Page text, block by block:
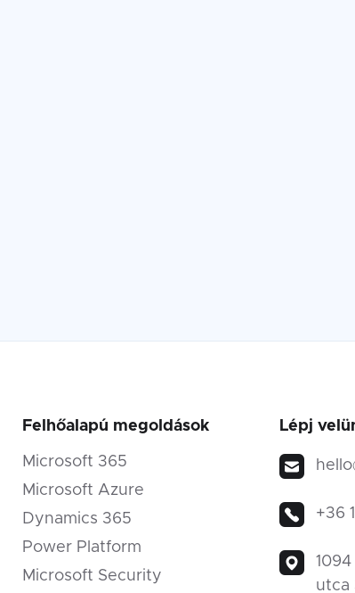
Felhőalapú megoldások
Microsoft 365
Microsoft Azure
Dynamics 365
Power Platform
Microsoft Security
Lépj
+36
utca